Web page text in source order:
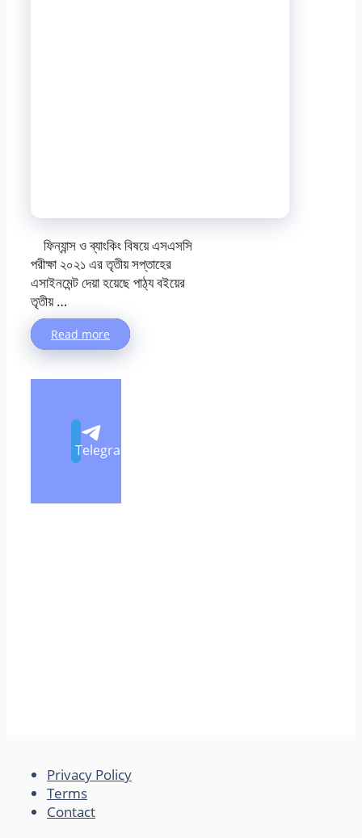
ফিন্যান্স ও ব্যাংকিং বিষয়ে এসএসসি
পরীক্ষা ২০২১ এর তৃতীয় সপ্তাহের
এসাইনমেন্ট দেয়া হয়েছে পাঠ্য বইয়ের
তৃতীয় …
Read more
Telegram
Privacy Policy
Terms
Contact